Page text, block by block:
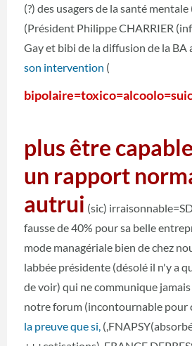
(?) des usagers de la santé
(Président Philippe CHARRIER
Gay et bibi de la diffusion de la BA
son intervention (
plus être
un rapport
autrui (sic)
fausse de 40% pour sa belle
mode managériale bien de chez
labbée présidente (désolé il n'y a
de voir) qui ne communique
notre forum (incontournable pour
la preuve que si,